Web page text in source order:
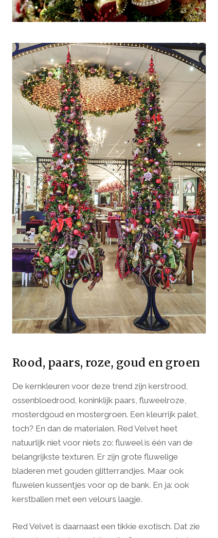
Rood, paars, roze, goud en groen
De kernkleuren voor deze trend zijn kerstrood,
ossenbloedrood, koninklijk paars, fluweelroze,
mosterdgoud en mostergroen. Een kleurrijk palet,
toch? En dan de materialen. Red Velvet heet
natuurlijk niet voor niets zo: fluweel is één van de
belangrijkste texturen. Er zijn grote fluwelige
bladeren met gouden glitterrandjes. Maar ook
fluwelen kussentjes voor op de bank. En ja: ook
kerstballen met een velours laagje.
Red Velvet is daarnaast een tikkie exotisch. Dat zie